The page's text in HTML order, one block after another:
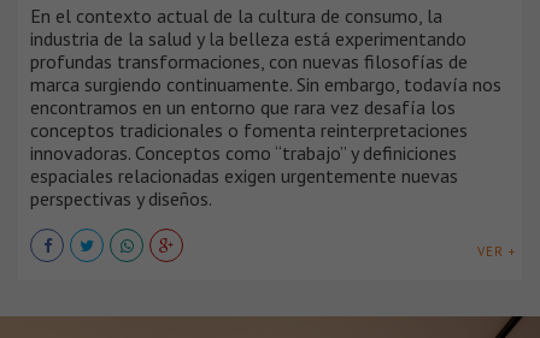
En el contexto actual de la cultura de consumo, la
industria de la salud y la belleza está experimentando
profundas transformaciones, con nuevas filosofías de
marca surgiendo continuamente. Sin embargo, todavía nos
encontramos en un entorno que rara vez desafía los
conceptos tradicionales o fomenta reinterpretaciones
innovadoras. Conceptos como “trabajo” y definiciones
espaciales relacionadas exigen urgentemente nuevas
perspectivas y diseños.
VER +